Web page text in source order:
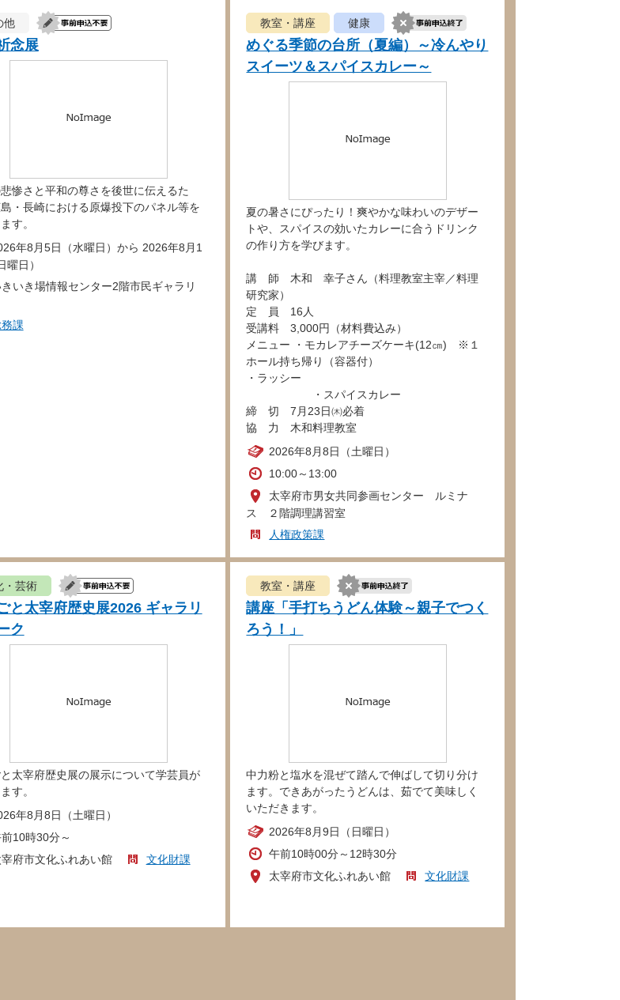
他
念展
惨さと平和の尊さを後世に伝えるた
・長崎における原爆投下のパネル等を
す。
年8月5日（水曜日）から 2026年8月1
曜日）
きいき場情報センター2階市民ギャラリ
課
教室・講座 健康
めぐる季節の台所（夏編）～冷んやり
スイーツ＆スパイスカレー～
夏の暑さにぴったり！爽やかな味わいのデザー
トや、スパイスの効いたカレーに合うドリンク
の作り方を学びます。
講 師 木和 幸子さん（料理教室主宰／料理
研究家）
定 員 16人
受講料 3,000円（材料費込み）
メニュー ・モカレアチーズケーキ(12㎝) ※１
ホール持ち帰り（容器付）
・ラッシー
・スパイスカレー
締 切 7月23日㈭必着
協 力 木和料理教室
2026年8月8日（土曜日）
10:00～13:00
太宰府市男女共同参画センター ルミナ
ス ２階調理講習室
人権政策課
・芸術
と太宰府歴史展2026 ギャラリ
ク
と太宰府歴史展の展示について学芸員が
す。
年8月8日（土曜日）
10時30分～
宰府市文化ふれあい館
文化財課
教室・講座
講座「手打ちうどん体験～親子でつく
ろう！」
中力粉と塩水を混ぜて踏んで伸ばして切り分け
ます。できあがったうどんは、茹でて美味しく
いただきます。
2026年8月9日（日曜日）
午前10時00分～12時30分
太宰府市文化ふれあい館
文化財課